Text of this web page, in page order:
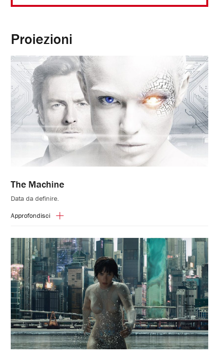
Proiezioni
The Machine
Data da definire.
Approfondisci